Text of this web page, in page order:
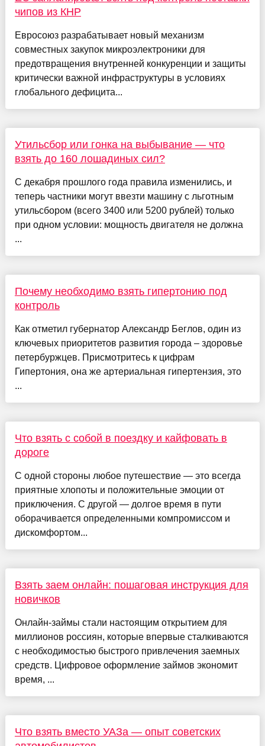
чипов из КНР
Евросоюз разрабатывает новый механизм
совместных закупок микроэлектроники для
предотвращения внутренней конкуренции и защиты
критически важной инфраструктуры в условиях
глобального дефицита...
Утильсбор или гонка на выбывание — что
взять до 160 лошадиных сил?
С декабря прошлого года правила изменились, и
теперь частники могут ввезти машину с льготным
утильсбором (всего 3400 или 5200 рублей) только
при одном условии: мощность двигателя не должна
...
Почему необходимо взять гипертонию под
контроль
Как отметил губернатор Александр Беглов, один из
ключевых приоритетов развития города – здоровье
петербуржцев. Присмотритесь к цифрам
Гипертония, она же артериальная гипертензия, это
...
Что взять с собой в поездку и кайфовать в
дороге
С одной стороны любое путешествие — это всегда
приятные хлопоты и положительные эмоции от
приключения. С другой — долгое время в пути
оборачивается определенными компромиссом и
дискомфортом...
Взять заем онлайн: пошаговая инструкция для
новичков
Онлайн-займы стали настоящим открытием для
миллионов россиян, которые впервые сталкиваются
с необходимостью быстрого привлечения заемных
средств. Цифровое оформление займов экономит
время, ...
Что взять вместо УАЗа — опыт советских